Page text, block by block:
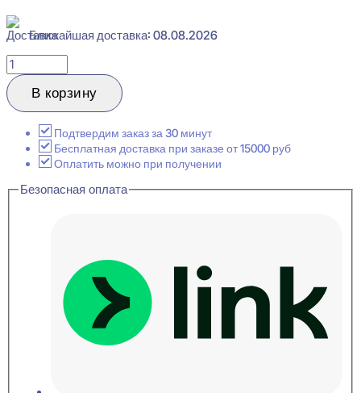
Ближайшая доставка: 08.08.2026
Количество
товара
Cosca
Decor
Плинтус
напольный
22x100x2000
В корзину
Подтвердим заказ за 30 минут
Бесплатная доставка при заказе от 15000 руб
Оплатить можно при получении
Безопасная оплата